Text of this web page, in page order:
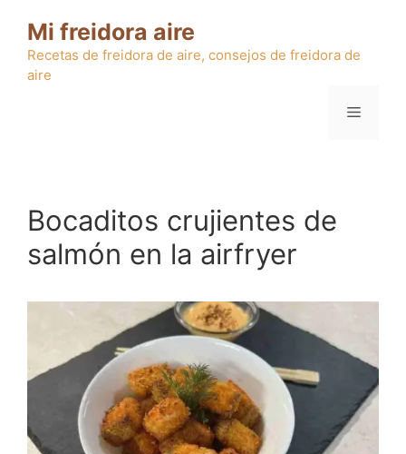
contenido
Mi freidora aire
Recetas de freidora de aire, consejos de freidora de
aire
Menú
Bocaditos crujientes de
salmón en la airfryer